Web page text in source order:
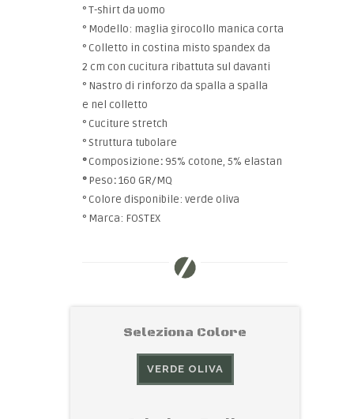
° T-shirt da uomo
° Modello: maglia girocollo manica corta
° Colletto in costina misto spandex da
2 cm con cucitura ribattuta sul davanti
° Nastro di rinforzo da spalla a spalla
e nel colletto
° Cuciture stretch
° Struttura tubolare
°Composizione: 95% cotone, 5% elastan
°Peso:160 GR/MQ
° Colore disponibile: verde oliva
° Marca: FOSTEX
Seleziona Colore
VERDE OLIVA